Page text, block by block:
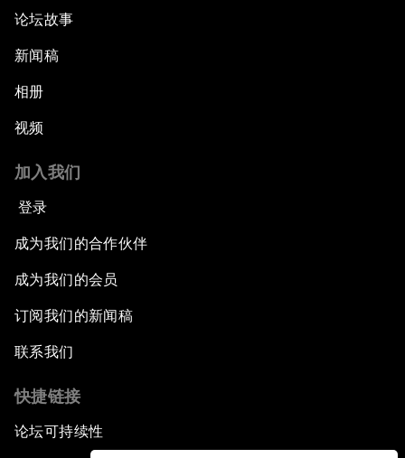
论坛故事
新闻稿
相册
视频
加入我们
登录
成为我们的合作伙伴
成为我们的会员
订阅我们的新闻稿
联系我们
快捷链接
论坛可持续性